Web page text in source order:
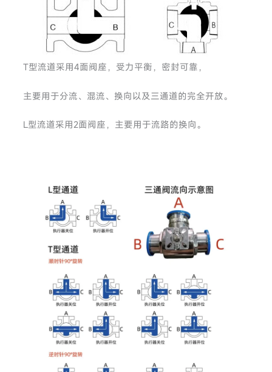
T型流道采用4面阀座，受力平衡，密封可靠，
主要用于分流、混流、换向以及三通道的完全开放。
L型流道采用2面阀座，主要用于流路的换向。